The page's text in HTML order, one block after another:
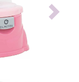
Next